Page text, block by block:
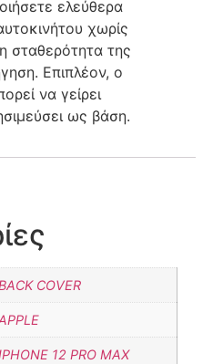
ελεύθερα
χωρίς
σταθερότητα της
Επιπλέον, ο
να γείρει
ως βάση.
COVER
12 PRO MAX